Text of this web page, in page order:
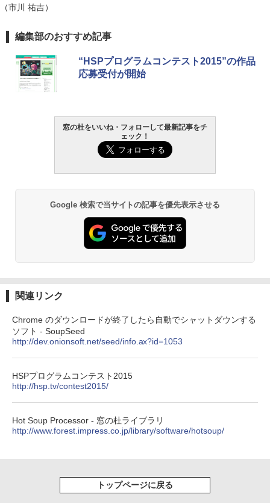
Amazon Kindle - 目に優しい、かさばら
続バッテリー、6インチディスプレイ電子
書籍リーダー、マッチャ、16GB、広告な
し
Kindle Paperwhite シグニチャーエディ
ション (32GB) 7インチディスプレイ、明
るさ自動調整、色調調節ライト、12週間
ブラック
Amazon Kindle Paperwhite (16GB) 7イ
ンチディスプレイ、色調調節ライト、12
週間持続バッテリー、広告なし、ブラッ
Amazon Kindle Colorsoft | 16GBストレ
ージ、防水、7インチカラーディスプレ
イ、色調調節ライト、最大8週間持続バッ
売)
￥31,980
New Amazon Kindle Scribe Colorsoft |
11インチカラーディスプレイ、64GBスト
レージ、ノート機能搭載、明るさ自動調
￥115,980
（市川 祐吉）
編集部のおすすめ記事
“HSPプログラムコンテスト2015”の作品
応募受付が開始
窓の杜をいいね・フォローして最新記事をチ
ェック！
Google 検索で当サイトの記事を優先表示させる
関連リンク
Chrome のダウンロードが終了したら自動でシャットダウンする
ソフト - SoupSeed
http://dev.onionsoft.net/seed/info.ax?id=1053
HSPプログラムコンテスト2015
http://hsp.tv/contest2015/
Hot Soup Processor - 窓の杜ライブラリ
http://www.forest.impress.co.jp/library/software/hotsoup/
トップページに戻る